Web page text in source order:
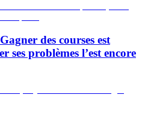
des courses est
problèmes l’est encore